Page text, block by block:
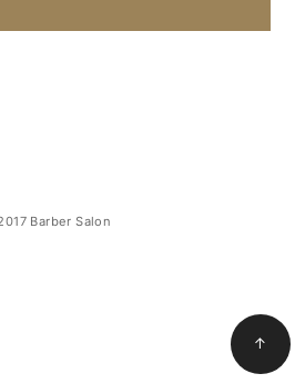
Barber Salon
↑